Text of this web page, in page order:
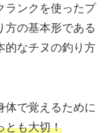
ランクを使ったプ
方の基本形である
的なチヌの釣り方
体で覚えるために
とも大切！